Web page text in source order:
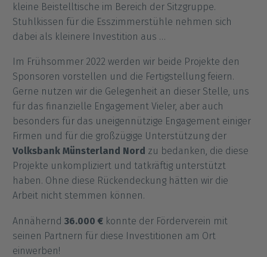
kleine Beistelltische im Bereich der Sitzgruppe.
Stuhlkissen für die Esszimmerstühle nehmen sich
dabei als kleinere Investition aus …
Im Frühsommer 2022 werden wir beide Projekte den
Sponsoren vorstellen und die Fertigstellung feiern.
Gerne nutzen wir die Gelegenheit an dieser Stelle, uns
für das finanzielle Engagement Vieler, aber auch
besonders für das uneigennützige Engagement einiger
Firmen und für die großzügige Unterstützung der
Volksbank Münsterland Nord zu bedanken, die diese
Projekte unkompliziert und tatkräftig unterstützt
haben. Ohne diese Rückendeckung hätten wir die
Arbeit nicht stemmen können.
Annähernd 36.000 € konnte der Förderverein mit
seinen Partnern für diese Investitionen am Ort
einwerben!